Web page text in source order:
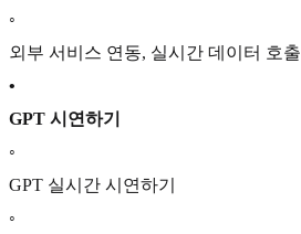
◦
외부 서비스 연동, 실시간 데이터 호출
•
GPT 시연하기
◦
GPT 실시간 시연하기
◦